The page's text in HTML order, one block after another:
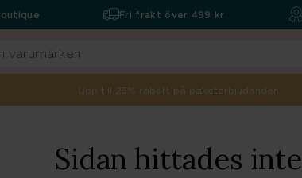
Fri frakt över 499 kr
Upp till 25% rabatt på paketerbjudanden
Sidan hittades inte